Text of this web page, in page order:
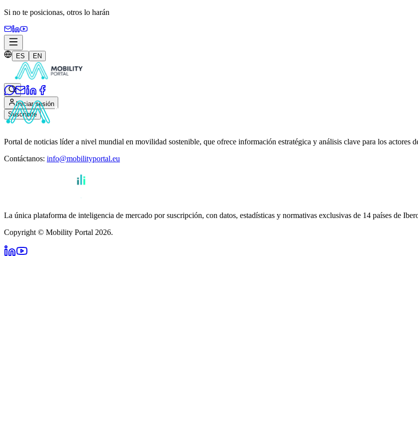
Si no te posicionas, otros lo harán
ES EN
Iniciar sesión
Suscribite
Portal de noticias líder a nivel mundial en movilidad sostenible, que ofrece información estratégica y análisis clave para los actores
Contáctanos: info@mobilityportal.eu
La única plataforma de inteligencia de mercado por suscripción, con datos, estadísticas y normativas exclusivas de 14 países de
Copyright © Mobility Portal 2026.